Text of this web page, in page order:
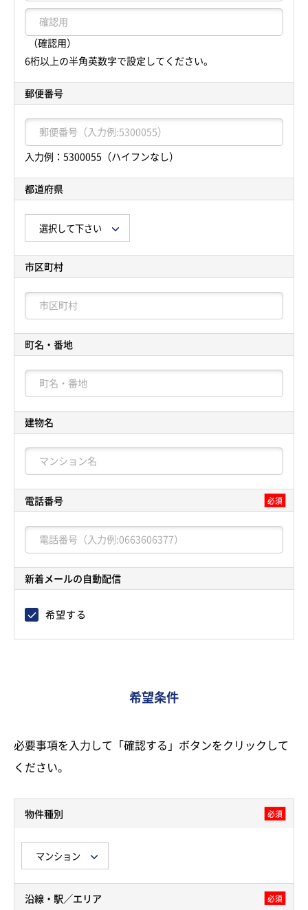
（確認用）
6桁以上の半角英数字で設定してください。
郵便番号
入力例：5300055（ハイフンなし）
都道府県
市区町村
町名・番地
建物名
電話番号 必須
新着メールの自動配信
希望する
希望条件
必要事項を入力して「確認する」ボタンをクリックして
ください。
物件種別 必須
沿線・駅／エリア 必須